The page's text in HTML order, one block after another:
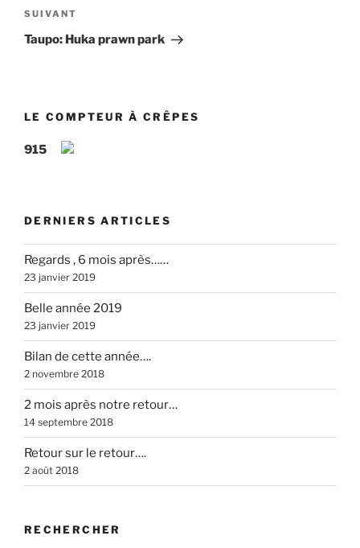
Article
suivant
SUIVANT
Taupo: Huka prawn park
LE COMPTEUR À CRÊPES
915
DERNIERS ARTICLES
Regards , 6 mois après……
23 janvier 2019
Belle année 2019
23 janvier 2019
Bilan de cette année….
2 novembre 2018
2 mois après notre retour…
14 septembre 2018
Retour sur le retour….
2 août 2018
RECHERCHER